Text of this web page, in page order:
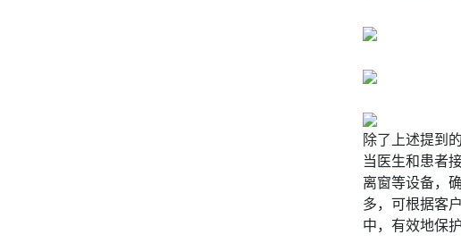
除了上述提到
当医生和患者
离窗等设备，
多，可根据客
中，有效地保